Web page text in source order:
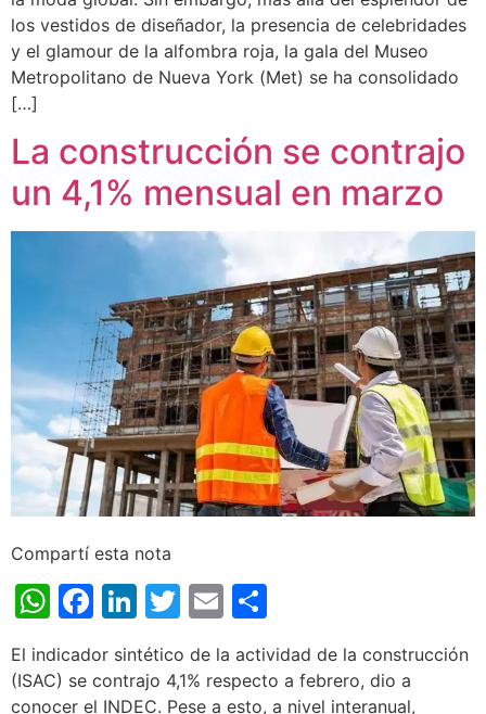
los vestidos de diseñador, la presencia de celebridades
y el glamour de la alfombra roja, la gala del Museo
Metropolitano de Nueva York (Met) se ha consolidado
[…]
La construcción se contrajo
un 4,1% mensual en marzo
Compartí esta nota
WhatsApp
Facebook
LinkedIn
Twitter
Email
El indicador sintético de la actividad de la construcción
(ISAC) se contrajo 4,1% respecto a febrero, dio a
conocer el INDEC. Pese a esto, a nivel interanual,